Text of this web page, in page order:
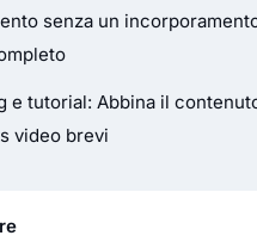
senza un
e tutorial: Abbina il
video brevi